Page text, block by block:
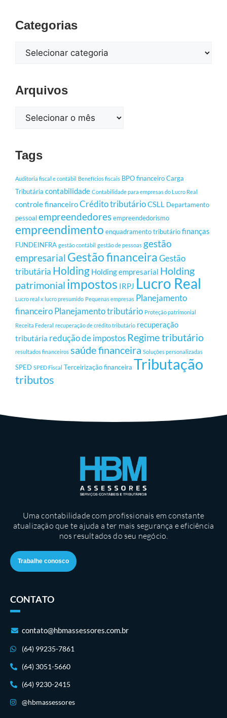
Categorias
Arquivos
Tags
Auditoria fiscal e contábil Benefícios fiscais BPO financeiroCarga
Tributária contabilidade Contabilidade para empresas do Lucro Real
controle financeiroCrédito tributárioCSLL Departamento
pessoalempreendedoresempreendedorismo
empreendimento enquadramento tributáriofinanças
FUNDEINFRA gestão contábil gestão de pessoas gestão
empresarial Gestão financeiraGestão
tributária Holding Holding empresarial Holding
patrimonial impostos IRPJ Lucro Real
Lucro real x lucro presumido Pequenas empresas Planejamento
financeiroPlanejamento tributário Proteção patrimonial
Receita Federal recuperação de crédito tributário recuperação
tributária redução de impostos Regime tributário
resultados financeiros saúde financeira Soluções personalizadas
SPED SPED Fiscal Terceirização financeira Tributação
tributos
Uma contabilidade com profissionais em constante
atualização que te ajuda a ter mais segurança e eficiência
nos resultados do seu negócio.
Trabalhe conosco
CONTATO
contato@hbmassessores.com.br
(64) 99235-7861
(64) 3051-5660
(64) 9230-2415
@hbmassessores